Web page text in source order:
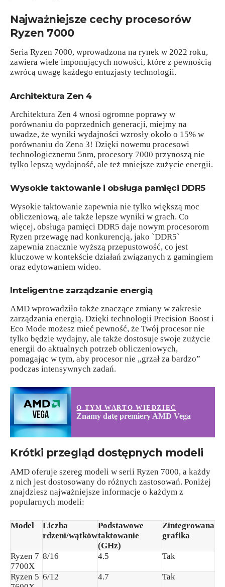
Najważniejsze cechy procesorów
Ryzen 7000
Seria Ryzen 7000, wprowadzona na rynek w 2022 roku,
zawiera wiele imponujących nowości, które z pewnością
zwrócą uwagę każdego entuzjasty technologii.
Architektura Zen 4
Architektura Zen 4 wnosi ogromne poprawy w
porównaniu do poprzednich generacji, miejmy na
uwadze, że wyniki wydajności wzrosły około o 15% w
porównaniu do Zena 3! Dzięki nowemu procesowi
technologicznemu 5nm, procesory 7000 przynoszą nie
tylko lepszą wydajność, ale też mniejsze zużycie energii.
Wysokie taktowanie i obsługa pamięci DDR5
Wysokie taktowanie zapewnia nie tylko większą moc
obliczeniową, ale także lepsze wyniki w grach. Co
więcej, obsługa pamięci DDR5 daje nowym procesorom
Ryzen przewagę nad konkurencją, jako `DDR5`
zapewnia znacznie wyższą przepustowość, co jest
kluczowe w kontekście działań związanych z gamingiem
oraz edytowaniem wideo.
Inteligentne zarządzanie energią
AMD wprowadziło także znaczące zmiany w zakresie
zarządzania energią. Dzięki technologii Precision Boost i
Eco Mode możesz mieć pewność, że Twój procesor nie
tylko będzie wydajny, ale także dostosuje swoje zużycie
energii do aktualnych potrzeb obliczeniowych,
pomagając w tym, aby procesor nie „grzał za bardzo”
podczas intensywnych zadań.
O TYM WARTO WIEDZIEĆ
Znamy datę premiery AMD Vega
Krótki przegląd dostępnych modeli
AMD oferuje szereg modeli w serii Ryzen 7000, a każdy
z nich jest dostosowany do różnych zastosowań. Poniżej
znajdziesz najważniejsze informacje o każdym z
popularnych modeli:
Model
Liczba
rdzeni/wątków
Podstawowe
taktowanie
(GHz)
Zintegrowana
grafika
Ryzen 7
7700X
8/16 4.5 Tak
Ryzen 5 6/12 4.7 Tak